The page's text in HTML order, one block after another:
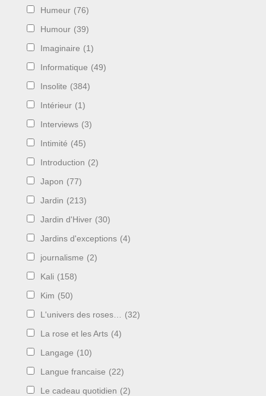
Humeur (76)
Humour (39)
Imaginaire (1)
Informatique (49)
Insolite (384)
Intérieur (1)
Interviews (3)
Intimité (45)
Introduction (2)
Japon (77)
Jardin (213)
Jardin d'Hiver (30)
Jardins d'exceptions (4)
journalisme (2)
Kali (158)
Kim (50)
L'univers des roses… (32)
La rose et les Arts (4)
Langage (10)
Langue francaise (22)
Le cadeau quotidien (2)